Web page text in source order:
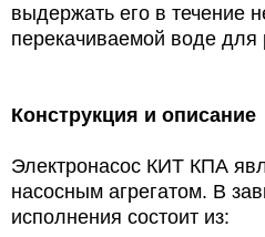
выдержать его в течение
перекачиваемой воде для
Конструкция и описание
Электронасос КИТ КПА
насосным агрегатом. В
исполнения состоит из: